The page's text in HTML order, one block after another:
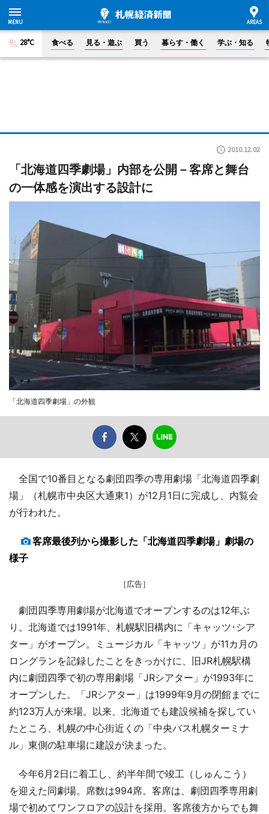
28°C 食べる 見る・遊ぶ 買う 暮らす・働く 学ぶ・知る
2010.12.02
「北海道四季劇場」内部を公開－客席と舞台
の一体感を演出する設計に
「北海道四季劇場」の外観
全国で10番目となる劇団四季の専用劇場「北海道四季劇
場」（札幌市中央区大通東1）が12月1日に完成し、内覧会
が行われた。
客席最後列から撮影した「北海道四季劇場」劇場の
様子
［広告］
劇団四季専用劇場が北海道でオープンするのは12年ぶ
り。北海道では1991年、札幌駅旧構内に「キャッツ･シア
ター」がオープン。ミュージカル「キャッツ」が11カ月の
ロングランを記録したことをきっかけに、旧JR札幌駅構
内に劇団四季で初の専用劇場「JRシアター」が1993年に
オープンした。「JRシアター」は1999年9月の閉館までに
約123万人が来場。以来、北海道でも建設候補を探してい
たところ、札幌の中心街近くの「中央バス札幌ターミナ
ル」東側の駐車場に建設が決まった。
今年6月2日に着工し、約半年間で竣工（しゅんこう）
を迎えた同劇場。席数は994席。客席は、劇団四季専用劇
場で初めてワンフロアの設計を採用。客席後方からでも舞